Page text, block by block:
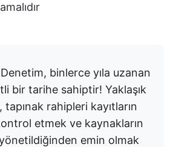
Denetim, binlerce yıla uzanan
bir tarihe sahiptir! Yaklaşık
tapınak rahipleri kayıtların
etmek ve kaynakların
emin olmak